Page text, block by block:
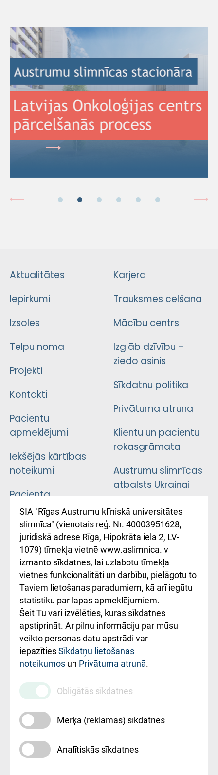
Aktualitātes
Iepirkumi
Izsoles
Telpu noma
Projekti
Kontakti
Pacientu
apmeklējumi
Iekšējās kārtības
noteikumi
Pacienta
atsauksmju/sūdzību
iesniegšanas
kārtība
Kā pie mums nokļūt
Rēķinu apmaksas
ceļvedis
Rekvizīti un
ārstniecības
iestādes kods
010000234
Maksas
pakalpojumu
cenrādis
Karjera
Trauksmes celšana
Mācību centrs
Izglāb dzīvību –
ziedo asinis
Sīkdatņu politika
Privātuma atruna
Klientu un pacientu
rokasgrāmata
Austrumu slimnīcas
atbalsts Ukrainai
Підтримка Східної
лікарні та співпраця з
Україною
SIA "Rīgas Austrumu klīniskā universitātes
slimnīca" (vienotais reģ. Nr. 40003951628,
juridiskā adrese Rīga, Hipokrāta iela 2, LV-
1079) tīmekļa vietnē www.aslimnica.lv
izmanto sīkdatnes, lai uzlabotu tīmekļa
vietnes funkcionalitāti un darbību, pielāgotu to
Taviem lietošanas paradumiem, kā arī iegūtu
statistiku par lapas apmeklējumiem.
Šeit Tu vari izvēlēties, kuras sīkdatnes
apstiprināt. Ar pilnu informāciju par mūsu
veikto personas datu apstrādi var
iepazītiesSīkdatņu lietošanas
noteikumos un Privātuma atrunā.
Obligātās sīkdatnes
Mērķa (reklāmas) sīkdatnes
Analītiskās sīkdatnes